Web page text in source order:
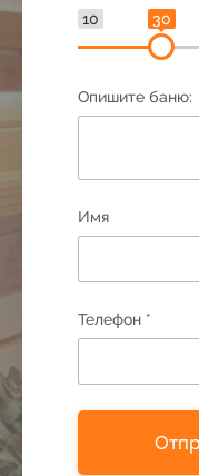
10
30
Опишите баню:
Имя
Телефон *